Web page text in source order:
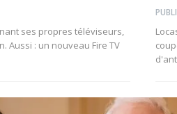
ses propres téléviseurs,
Aussi : un nouveau Fire TV